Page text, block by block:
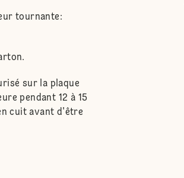
tournante:
sur la plaque
pendant 12 à 15
cuit avant d'être